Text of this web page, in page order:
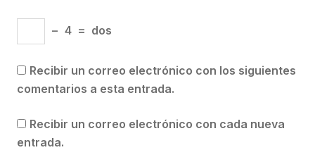
− 4 = dos
Recibir un correo electrónico con los siguientes
comentarios a esta entrada.
Recibir un correo electrónico con cada nueva
entrada.